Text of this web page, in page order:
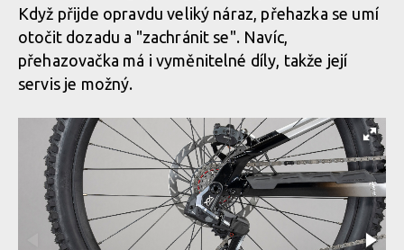
Novinka: Sram XX DH Transmission - Eagle pro sjezdaře
Novinka: Sram XX DH Transmission - Eagle pro sjezdaře
Když přijde opravdu veliký náraz, přehazka se umí
otočit dozadu a "zachránit se". Navíc,
přehazovačka má i vyměnitelné díly, takže její
servis je možný.